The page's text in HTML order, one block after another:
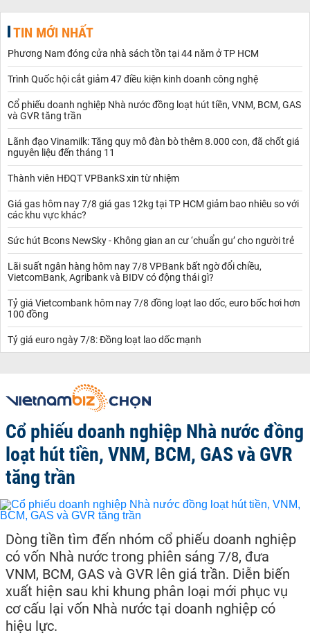
TIN MỚI NHẤT
Phương Nam đóng cửa nhà sách tồn tại 44 năm ở TP HCM
Trình Quốc hội cắt giảm 47 điều kiện kinh doanh công nghệ
Cổ phiếu doanh nghiệp Nhà nước đồng loạt hút tiền, VNM, BCM, GAS
và GVR tăng trần
Lãnh đạo Vinamilk: Tăng quy mô đàn bò thêm 8.000 con, đã chốt giá
nguyên liệu đến tháng 11
Thành viên HĐQT VPBankS xin từ nhiệm
Giá gas hôm nay 7/8 giá gas 12kg tại TP HCM giảm bao nhiêu so với
các khu vực khác?
Sức hút Bcons NewSky - Không gian an cư ‘chuẩn gu’ cho người trẻ
Lãi suất ngân hàng hôm nay 7/8 VPBank bất ngờ đổi chiều,
VietcomBank, Agribank và BIDV có động thái gì?
Tỷ giá Vietcombank hôm nay 7/8 đồng loạt lao dốc, euro bốc hơi hơn
100 đồng
Tỷ giá euro ngày 7/8: Đồng loạt lao dốc mạnh
Cổ phiếu doanh nghiệp Nhà nước đồng
loạt hút tiền, VNM, BCM, GAS và GVR
tăng trần
Dòng tiền tìm đến nhóm cổ phiếu doanh nghiệp
có vốn Nhà nước trong phiên sáng 7/8, đưa
VNM, BCM, GAS và GVR lên giá trần. Diễn biến
xuất hiện sau khi khung phân loại mới phục vụ
cơ cấu lại vốn Nhà nước tại doanh nghiệp có
hiệu lực.